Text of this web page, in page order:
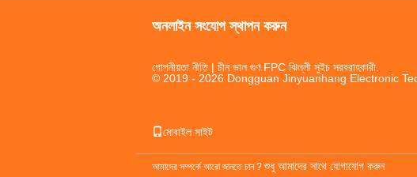
অনলাইন সংযোগ স্থাপন করুন
গোপনীয়তা নীতি| চীন ভাল গুণ FPC ঝিল্লী সুইচ সরবরাহকারী.
© 2019 - 2026 Dongguan Jinyuanhang Electronic
মোবাইল সাইট
আমাদের সম্পর্কে আরো জানতে চান ? শুধু আমাদের সাথে যোগাযোগ করুন